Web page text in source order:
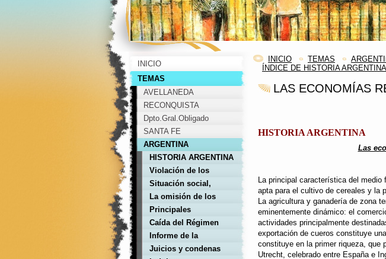
INICIO TEMAS
ÍNDICE DE HISTORIA ARGENTINA
LAS ECONOMÍAS
HISTORIA ARGENTINA
Las
La principal característica del
apta para el cultivo de cereales y la
La agricultura y ganadería de zona
eminentemente dinámico: el
actividades principalmente
exportación de cueros constituye
constituye en la primer riqueza, que
Utrecht, celebrado entre España e
INICIO
TEMAS
AVELLANEDA
RECONQUISTA
Dpto.Gral.Obligado
SANTA FE
ARGENTINA
HISTORIA ARGENTINA
Violación de los
Derechos Humanos
durante la última
dictadura militar
Situación social,
política y económica
previa al golpe de
Estado
La omisión de los
Derechos Humanos
Principales
responsables
Caída del Régimen
Militar
Informe de la
CONADEP. Impacto
Juicios y condenas